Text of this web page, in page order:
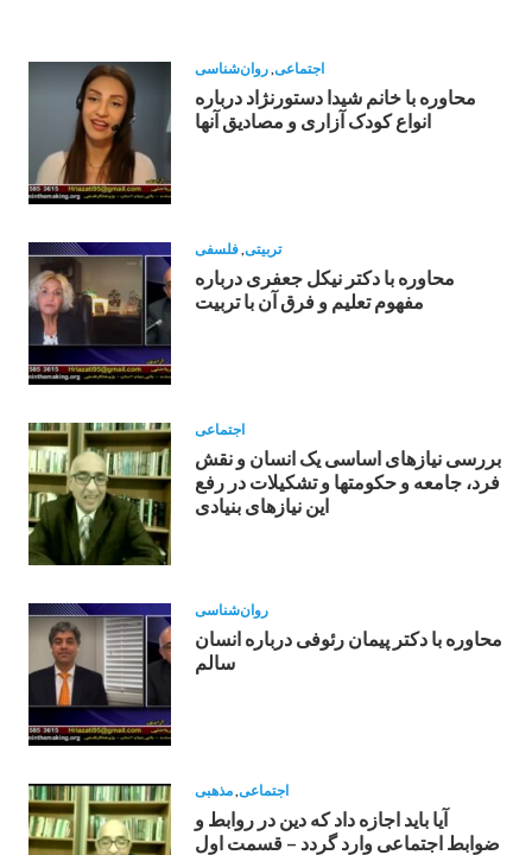
اجتماعی روان‌شناسی
محاوره با خانم شیدا دستورنژاد درباره
انواع کودک آزاری و مصادیق آنها
تربیتی فلسفی
محاوره با دکتر نیکل جعفری درباره
مفهوم تعلیم و فرق آن با تربیت
اجتماعی
بررسی نیازهای اساسی یک انسان و نقش
فرد، جامعه و حکومتها و تشکیلات در رفع
این نیازهای بنیادی
روان‌شناسی
محاوره با دکتر پیمان رئوفی درباره انسان
سالم
اجتماعی مذهبی
آیا باید اجازه داد که دین در روابط و
ضوابط اجتماعی وارد گردد – قسمت اول